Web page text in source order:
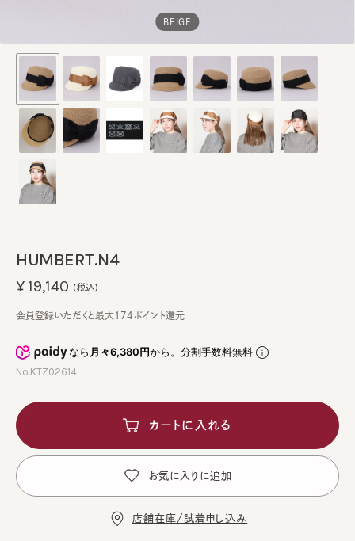
BEIGE
HUMBERT.N4
なら月々6,380円から。分割手数料無料
No.KTZ02614
¥19,140 (税込)
会員登録いただくと最大174ポイント還元
カートに入れる
お気に入りに追加
店舗在庫/試着申し込み